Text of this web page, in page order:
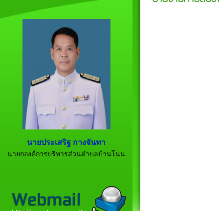
นายประเสริฐ กางจันทา
นายกองค์การบริหารส่วนตำบลบ้านโนน